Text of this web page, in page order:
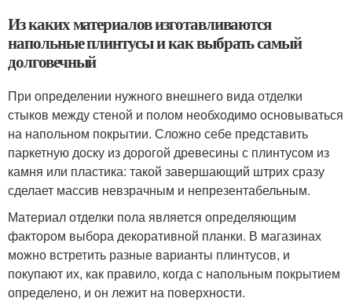
Из каких материалов изготавливаются
напольные плинтусы и как выбрать самый
долговечный
При определении нужного внешнего вида отделки
стыков между стеной и полом необходимо основываться
на напольном покрытии. Сложно себе представить
паркетную доску из дорогой древесины с плинтусом из
камня или пластика: такой завершающий штрих сразу
сделает массив невзрачным и непрезентабельным.
Материал отделки пола является определяющим
фактором выбора декоративной планки. В магазинах
можно встретить разные варианты плинтусов, и
покупают их, как правило, когда с напольным покрытием
определено, и он лежит на поверхности.